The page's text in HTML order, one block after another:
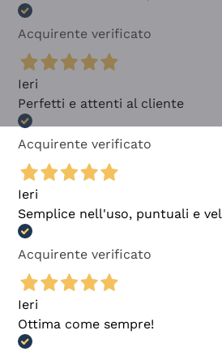
Acquirente verificato
Ieri
Perfetti e attenti al cliente
Acquirente verificato
Ieri
Semplice nell'uso, puntuali e
Acquirente verificato
Ieri
Ottima come sempre!